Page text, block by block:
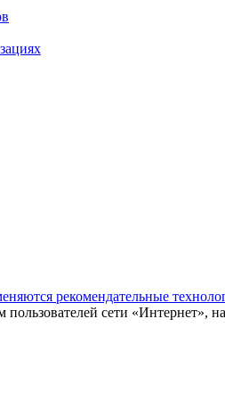
рекомендательные
сети «Интернет»,